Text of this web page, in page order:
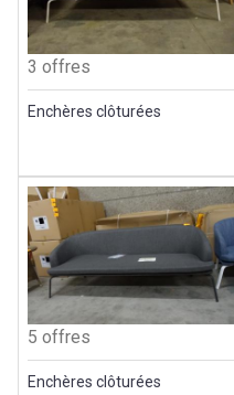
3 offres
Enchères clôturées
5 offres
Enchères clôturées